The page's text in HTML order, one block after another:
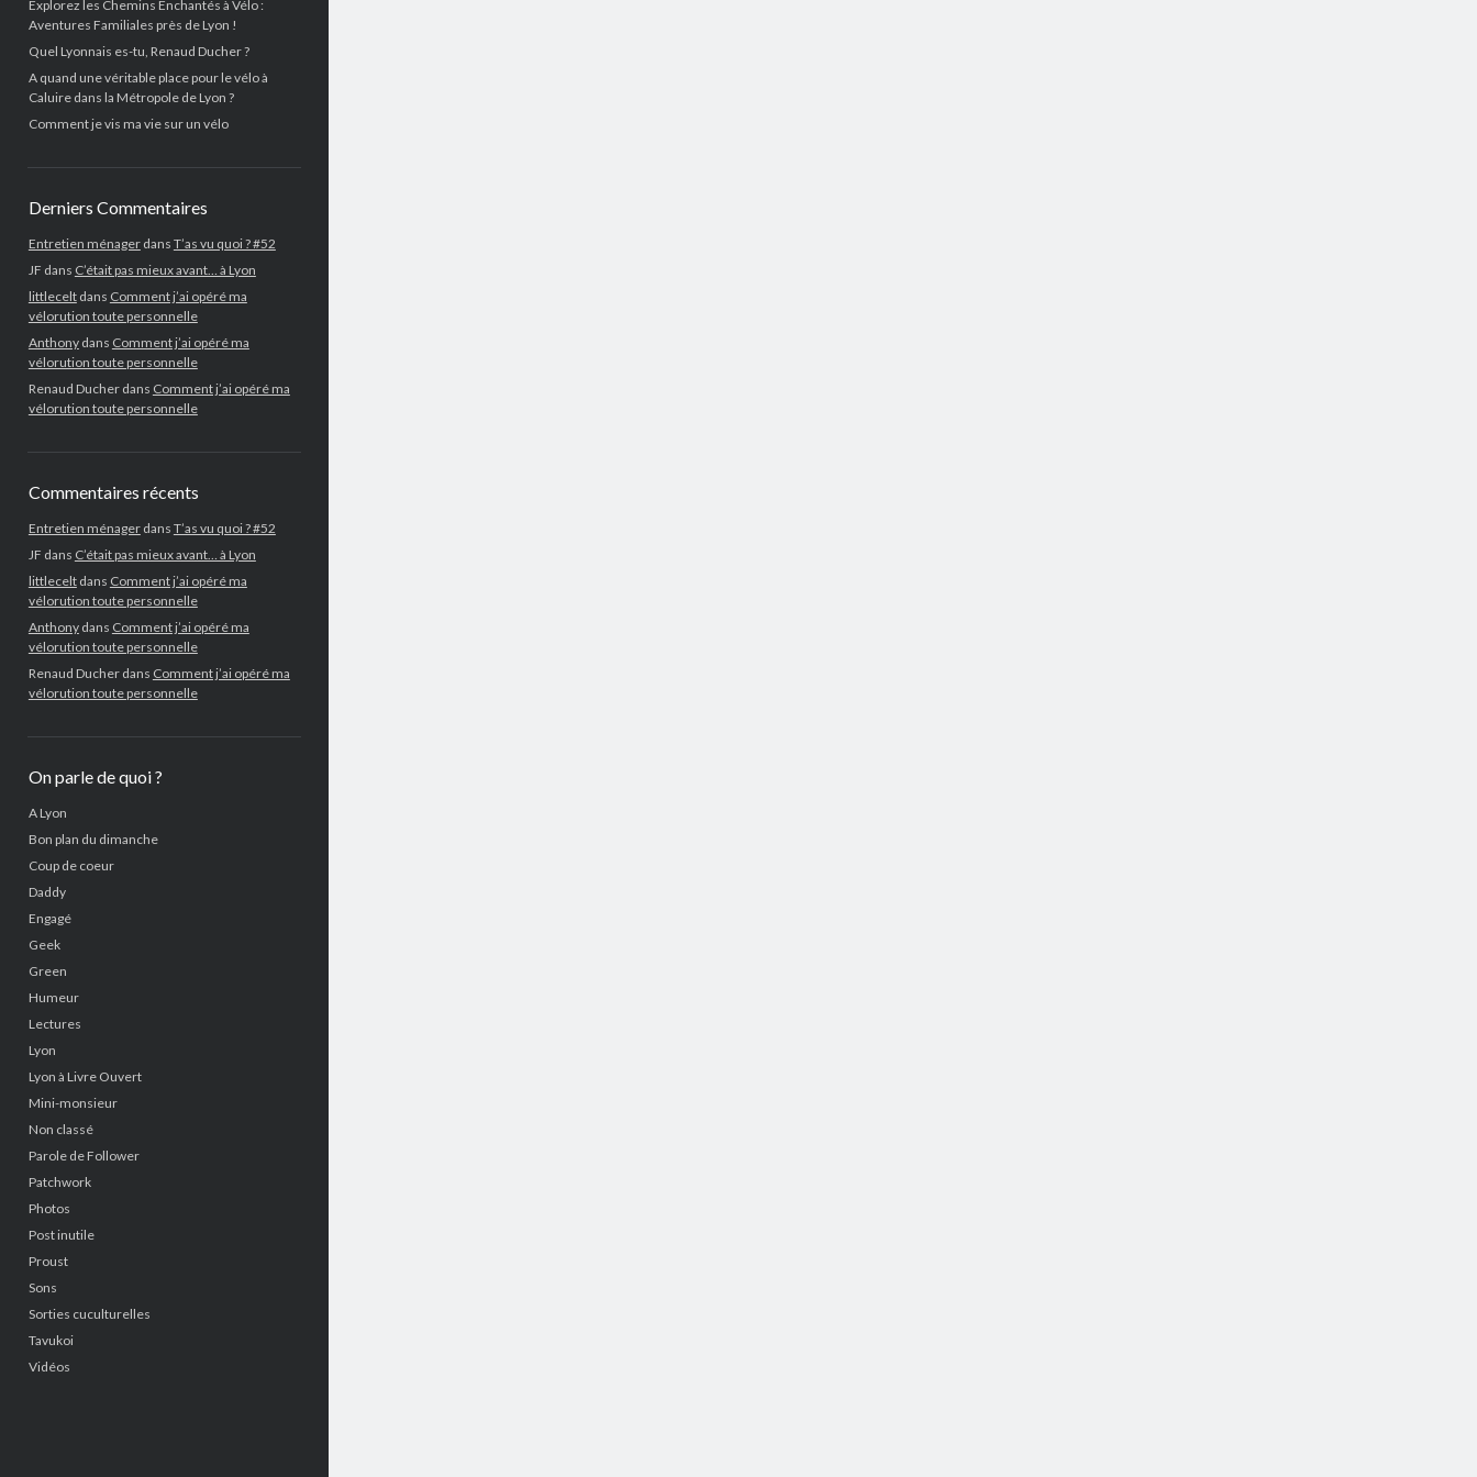
Explorez les Chemins Enchantés à Vélo :
Aventures Familiales près de Lyon !
Quel Lyonnais es-tu, Renaud Ducher ?
A quand une véritable place pour le vélo à
Caluire dans la Métropole de Lyon ?
Comment je vis ma vie sur un vélo
Derniers Commentaires
Entretien ménagerdans T’as vu quoi ? #52
JF dans C’était pas mieux avant… à Lyon
littleceltdans Comment j’ai opéré ma
vélorution toute personnelle
Anthonydans Comment j’ai opéré ma
vélorution toute personnelle
Renaud Ducherdans Comment j’ai opéré ma
vélorution toute personnelle
Commentaires récents
Entretien ménagerdans T’as vu quoi ? #52
JF dans C’était pas mieux avant… à Lyon
littleceltdans Comment j’ai opéré ma
vélorution toute personnelle
Anthonydans Comment j’ai opéré ma
vélorution toute personnelle
Renaud Ducherdans Comment j’ai opéré ma
vélorution toute personnelle
On parle de quoi ?
A Lyon
Bon plan du dimanche
Coup de coeur
Daddy
Engagé
Geek
Green
Humeur
Lectures
Lyon
Lyon à Livre Ouvert
Mini-monsieur
Non classé
Parole de Follower
Patchwork
Photos
Post inutile
Proust
Sons
Sorties cuculturelles
Tavukoi
Vidéos